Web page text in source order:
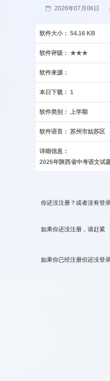
2026年07月06日
软件大小： 54.16 KB
软件评级： ★★★
软件来源：
本日下载： 1
软件类别： 上学期
软件语言： 苏州市姑苏区
详细信息：
2026年陕西省中考语文试
你还没注册？或者没有登
如果你还没注册，请赶紧
如果你已经注册但还没登